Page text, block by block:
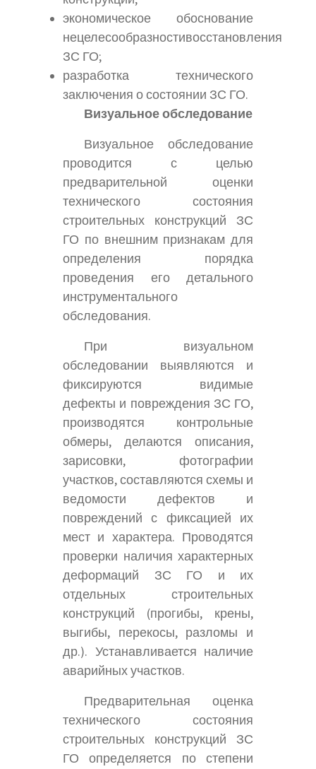
экономическое обоснование
нецелесообразностивосстановления
ЗС ГО;
разработка технического
заключения о состоянии ЗС ГО.
Визуальное обследование
Визуальное обследование
проводится с целью
предварительной оценки
технического состояния
строительных конструкций ЗС
ГО по внешним признакам для
определения порядка
проведения его детального
инструментального
обследования.
При визуальном
обследовании выявляются и
фиксируются видимые
дефекты и повреждения ЗС ГО,
производятся контрольные
обмеры, делаются описания,
зарисовки, фотографии
участков, составляются схемы и
ведомости дефектов и
повреждений с фиксацией их
мест и характера. Проводятся
проверки наличия характерных
деформаций ЗС ГО и их
отдельных строительных
конструкций (прогибы, крены,
выгибы, перекосы, разломы и
др.). Устанавливается наличие
аварийных участков.
Предварительная оценка
технического состояния
строительных конструкций ЗС
ГО определяется по степени